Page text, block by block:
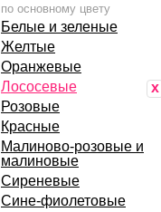
по основному цвету
Белые и зеленые
Желтые
Оранжевые
x
Лососевые
Розовые
Красные
Малиново-розовые и
малиновые
Сиреневые
Сине-фиолетовые